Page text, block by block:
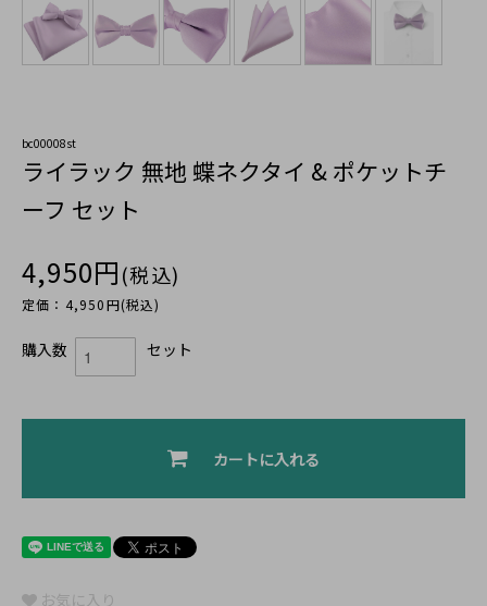
bc00008st
ライラック 無地 蝶ネクタイ & ポケットチ
ーフ セット
4,950円(税込)
定価：4,950円(税込)
購入数 セット
カートに入れる
お気に入り